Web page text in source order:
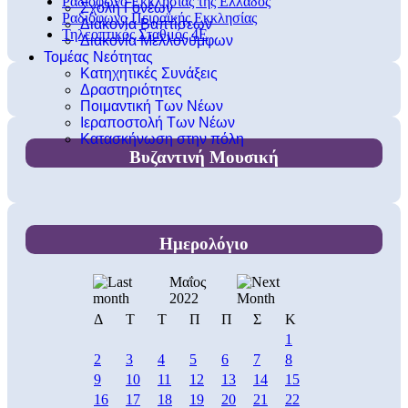
Σχολή Γονέων
Διακονία Βαπτίσεων
Διακονία Μελλονύμφων
Τομέας Νεότητας
Κατηχητικές Συνάξεις
Δραστηριότητες
Ποιμαντική Των Νέων
Ιεραποστολή Των Νέων
Κατασκήνωση στην πόλη
Ραδιόφωνο Πειραϊκής Εκκλησίας
Τηλεοπτικός Σταθμός 4Ε
Βυζαντινή Μουσική
Ημερολόγιο
Μαΐος
2022
Δ
Τ Τ Π Π Σ
Κ
1
2
3 4 5 6 7
8
9
10 11 12 13 14
15
16
17 18 19 20 21 22